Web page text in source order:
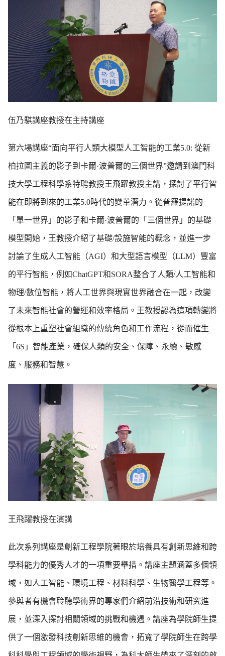
伍乃騏講座教授在主持講座
第六場講座“面向平行人類大模型人工智能的工業5.0: 從新
柏拉圖主義的影子到卡爾·波普爾的三個世界”邀請到澳門科
技大學工程科學系特聘教授王飛躍教授主講，探討了平行智
能在即將到來的工業5.0時代的變革潛力。從普羅提諾的
「單一世界」的影子和卡爾·波普爾的「三個世界」的基礎
模型開始，王教授介紹了基礎/設施智能的概念，並進一步
討論了生成人工智能（AGI）和大型語言模型（LLM）豐富
的平行智能，例如ChatGPT和SORA整合了人類/人工智能和
物理/數位智能，將人工世界與現實世界融合在一起，改變
了未來智能社會的營運和效率格局。王教授認為這項轉變將
從根本上重塑社會組織的傳統角色和工作流程，從而催生
「6S」智能產業，確保人類的安全、保障、永續、敏感
度、服務和智慧。
王飛躍教授在演講
此次系列講座是創新工程學院著眼於培養具有創新思維和跨
學科能力的優秀人才的一項重要舉措。講座主題涵蓋多個領
域，如人工智能、環境工程、材料科學、生物醫學工程等。
參與者有機會聆聽學術界的專家們介紹前沿技術和研究進
展，並深入探討相關領域的挑戰和機遇。講座為學院師生提
供了一個激發科技創新思維的機會，拓寬了學院師生在跨學